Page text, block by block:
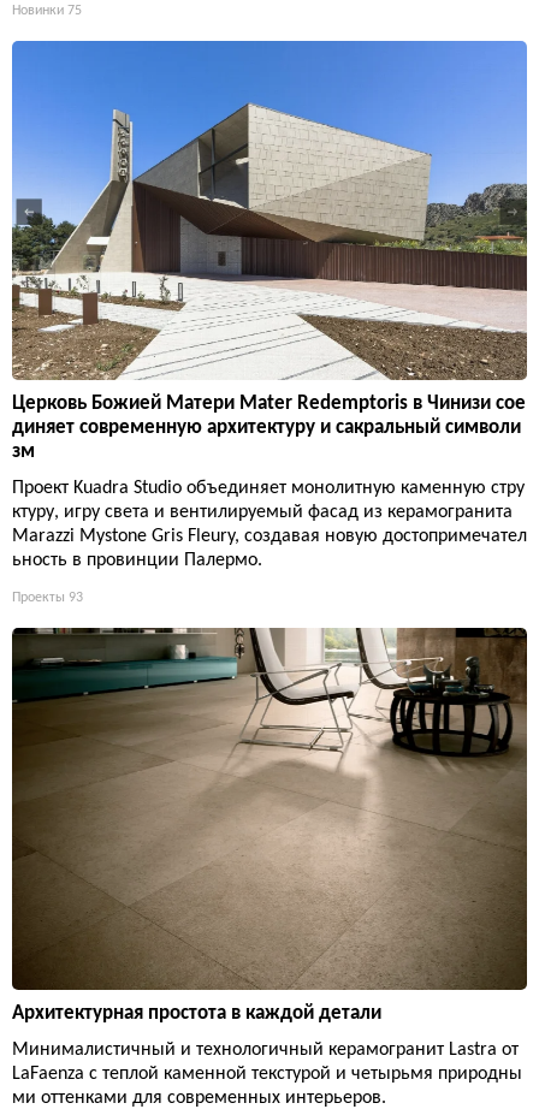
Новинки 75
Церковь Божией Матери Mater Redemptoris в Чинизи сое
диняет современную архитектуру и сакральный символи
зм
Проект Kuadra Studio объединяет монолитную каменную стру
ктуру, игру света и вентилируемый фасад из керамогранита
Marazzi Mystone Gris Fleury, создавая новую достопримечател
ьность в провинции Палермо.
Проекты 93
Архитектурная простота в каждой детали
Минималистичный и технологичный керамогранит Lastra от
LaFaenza с теплой каменной текстурой и четырьмя природны
ми оттенками для современных интерьеров.